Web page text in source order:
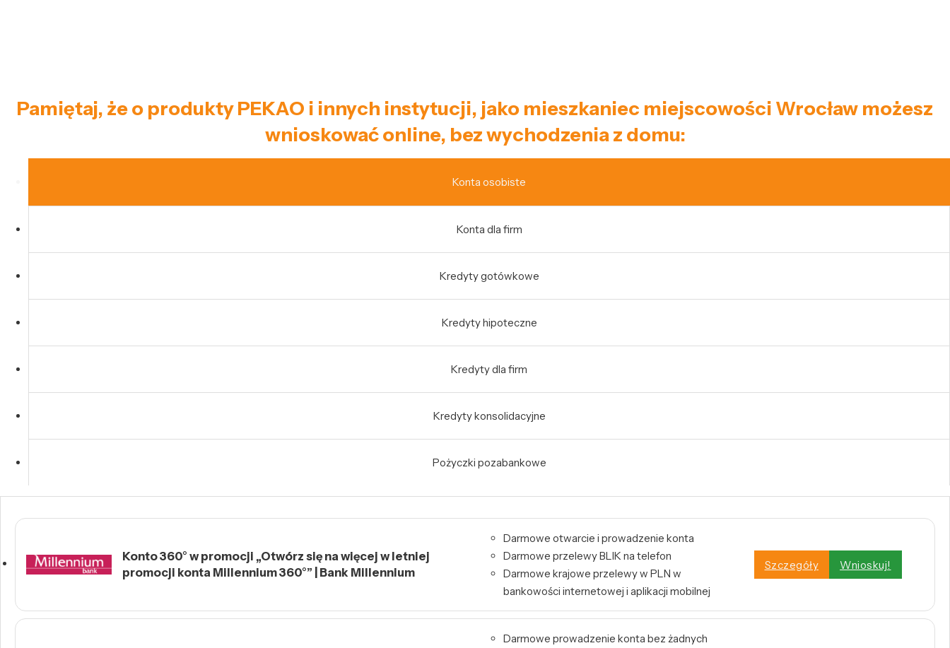
Pamiętaj, że o produkty PEKAO i innych instytucji, jako mieszkaniec miejscowości Wrocław możesz
wnioskować online, bez wychodzenia z domu:
Konta osobiste
Konta dla firm
Kredyty gotówkowe
Kredyty hipoteczne
Kredyty dla firm
Kredyty konsolidacyjne
Pożyczki pozabankowe
Konto 360° w promocji „Otwórz się na więcej w letniej
promocji konta Millennium 360°” | Bank Millennium
Darmowe otwarcie i prowadzenie konta
Darmowe przelewy BLIK na telefon
Darmowe krajowe przelewy w PLN w
bankowości internetowej i aplikacji mobilnej
Szczegóły Wnioskuj!
Darmowe prowadzenie konta bez żadnych